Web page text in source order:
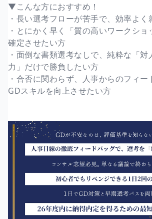
▼こんな方におすすめ！
・長い選考フローが苦手で、効率よ
・とにかく早く「質の高いワークショ
確定させたい方
・面倒な書類選考なしで、純粋な「
力」だけで勝負したい方
・合否に関わらず、人事からのフィー
GDスキルを向上させたい方